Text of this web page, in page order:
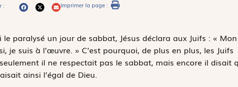
: Imprimer la page :
paralysé un jour de sabbat, Jésus déclara aux Juifs : «
je suis à l’œuvre. » C’est pourquoi, de plus en plus, les Juifs
il ne respectait pas le sabbat, mais encore il disait
ainsi l’égal de Dieu.